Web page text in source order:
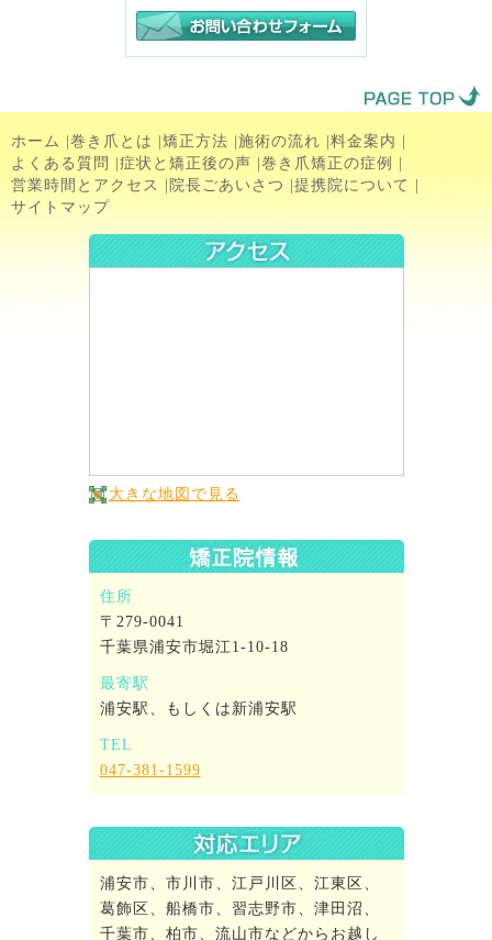
ホーム |巻き爪とは |矯正方法 |施術の流れ |料金案内 |
よくある質問 |症状と矯正後の声 |巻き爪矯正の症例 |
営業時間とアクセス |院長ごあいさつ |提携院について |
サイトマップ
大きな地図で見る
住所
〒279-0041
千葉県浦安市堀江1-10-18
最寄駅
浦安駅、もしくは新浦安駅
TEL
047-381-1599
浦安市、市川市、江戸川区、江東区、
葛飾区、船橋市、習志野市、津田沼、
千葉市、柏市、流山市などからお越し